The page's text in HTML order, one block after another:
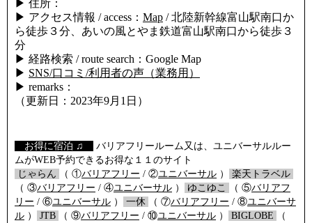
▶ 住所：
▶ アクセス情報 / access： Map / 北陸新幹線富山駅南口か
ら徒歩３分、あいの風とやま鉄道富山駅南口から徒歩３
分
▶ 経路検索 / route search：Google Map
▶ SNS/口コミ/利用者の声（業務用）
▶ remarks：
（更新日：2023年9月1日）
お得に宿泊 ♫
バリアフリールーム又は、ユニバーサルルー
ムがWEB予約できるお得な１１のサイト
じゃらん （ ①バリアフリー / ②ユニバーサル ） 楽天トラベル
（ ③バリアフリー / ④ユニバーサル ） ゆこゆこ （ ⑤バリアフ
リー / ⑥ユニバーサル ） 一休 （ ⑦バリアフリー / ⑧ユニバーサ
ル ） JTB （ ⑨バリアフリー / ⑩ユニバーサル ） BIGLOBE
（